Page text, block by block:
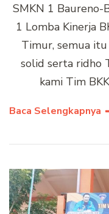
SMKN 1 Baureno-
1 Lomba Kinerja
Timur, semua
solid serta ridho
kami Tim
Baca Selengkapnya